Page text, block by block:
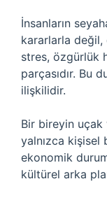
İnsanların
kararlarla değil,
stres, özgürlük
parçasıdır. Bu
ilişkilidir.
Bir bireyin uçak
yalnızca kişisel
ekonomik
kültürel arka